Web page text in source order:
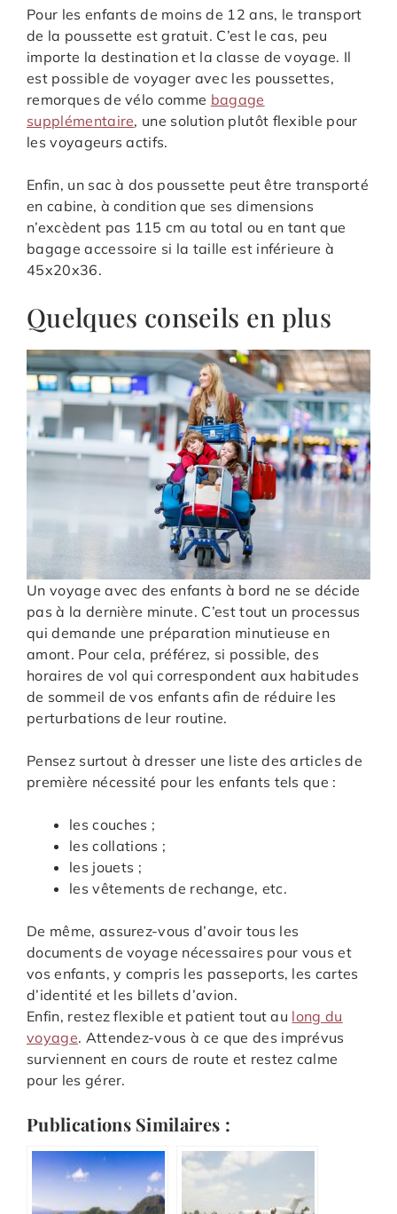
Pour les enfants de moins de 12 ans, le transport
de la poussette est gratuit. C’est le cas, peu
importe la destination et la classe de voyage. Il
est possible de voyager avec les poussettes,
remorques de vélo comme bagage
supplémentaire, une solution plutôt flexible pour
les voyageurs actifs.
Enfin, un sac à dos poussette peut être transporté
en cabine, à condition que ses dimensions
n’excèdent pas 115 cm au total ou en tant que
bagage accessoire si la taille est inférieure à
45x20x36.
Quelques conseils en plus
Un voyage avec des enfants à bord ne se décide
pas à la dernière minute. C’est tout un processus
qui demande une préparation minutieuse en
amont. Pour cela, préférez, si possible, des
horaires de vol qui correspondent aux habitudes
de sommeil de vos enfants afin de réduire les
perturbations de leur routine.
Pensez surtout à dresser une liste des articles de
première nécessité pour les enfants tels que :
les couches ;
les collations ;
les jouets ;
les vêtements de rechange, etc.
De même, assurez-vous d’avoir tous les
documents de voyage nécessaires pour vous et
vos enfants, y compris les passeports, les cartes
d’identité et les billets d’avion.
Enfin, restez flexible et patient tout au long du
voyage. Attendez-vous à ce que des imprévus
surviennent en cours de route et restez calme
pour les gérer.
Publications Similaires :